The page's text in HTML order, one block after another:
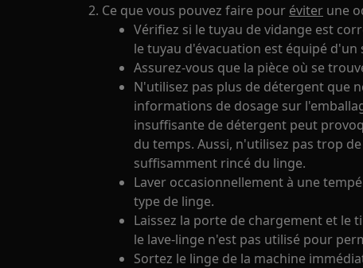
Ce que vous pouvez faire pour éviter une
Vérifiez si le tuyau de vidange est
le tuyau d'évacuation est équipé d'un
Assurez-vous que la pièce où se
N'utilisez pas plus de détergent que
informations de dosage sur
insuffisante de détergent peut
du temps. Aussi, n'utilisez pas trop
suffisamment rincé du linge.
Laver occasionnellement à une
type de linge.
Laissez la porte de chargement et le
le lave-linge n'est pas utilisé pour
Sortez le linge de la machine